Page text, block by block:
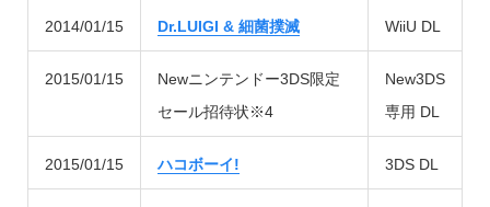
2014/01/15 Dr.LUIGI & 細菌撲滅 WiiU DL
2015/01/15
Newニンテンドー3DS限定
セール招待状※4
New3DS
専用 DL
2015/01/15 ハコボーイ! 3DS DL